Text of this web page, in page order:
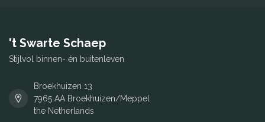
't Swarte Schaep
Stijlvol binnen- én buitenleven
Broekhuizen 13
7965 AA Broekhuizen/Meppel
the Netherlands